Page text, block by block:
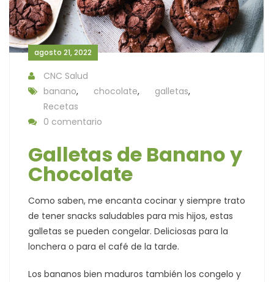
agosto 21, 2022
CNC Salud
banano, chocolate, galletas,
Recetas
0 comentario
Galletas de Banano y
Chocolate
Como saben, me encanta cocinar y siempre trato
de tener snacks saludables para mis hijos, estas
galletas se pueden congelar. Deliciosas para la
lonchera o para el café de la tarde.
Los bananos bien maduros también los congelo y